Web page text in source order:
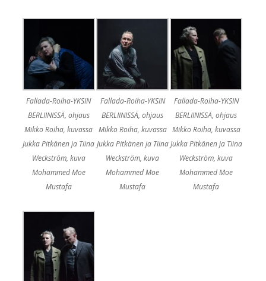
Fallada-Roiha-YKSIN
BERLIINISSÄ, ohjaus
Mikko Roiha, kuvassa
Jukka Pitkänen ja Tiina
Weckström, kuva
Mohammed Moe
Mustafa
Fallada-Roiha-YKSIN
BERLIINISSÄ, ohjaus
Mikko Roiha, kuvassa
Jukka Pitkänen ja Tiina
Weckström, kuva
Mohammed Moe
Mustafa
Fallada-Roiha-YKSIN
BERLIINISSÄ, ohjaus
Mikko Roiha, kuvassa
Jukka Pitkänen ja Tiina
Weckström, kuva
Mohammed Moe
Mustafa